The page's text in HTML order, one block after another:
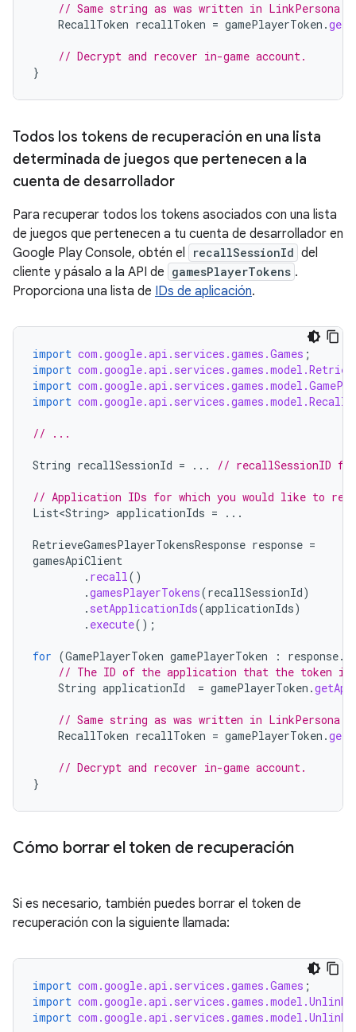
// Same string as was written in LinkPersona
RecallToken recallToken = gamePlayerToken .
// Decrypt and recover in-game account.
}
Todos los tokens de recuperación en una lista
determinada de juegos que pertenecen a la
cuenta de desarrollador
Para recuperar todos los tokens asociados con una lista
de juegos que pertenecen a tu cuenta de desarrollador en
Google Play Console, obtén el
recallSessionId del
cliente y pásalo a la API de gamesPlayerTokens .
Proporciona una lista de IDs de aplicación.
import com.google.api.services.games.Games ;
import
import
import
// ...
String recallSessionId = ... // recallSessionID
// Application IDs for which you would like to
List<String> applicationIds = ...
RetrieveGamesPlayerTokensResponse response =
gamesApiClient
. recall()
.gamesPlayerTokens(recallSessionId)
. setApplicationIds(applicationIds)
. execute();
for (GamePlayerToken gamePlayerToken : response.
// The ID of the application that the token is
String applicationId = gamePlayerToken .
// Same string as was written in LinkPersona
RecallToken recallToken = gamePlayerToken .
// Decrypt and recover in-game account.
}
Cómo borrar el token de recuperación
Si es necesario, también puedes borrar el token de
recuperación con la siguiente llamada:
import com.google.api.services.games.Games ;
import
import